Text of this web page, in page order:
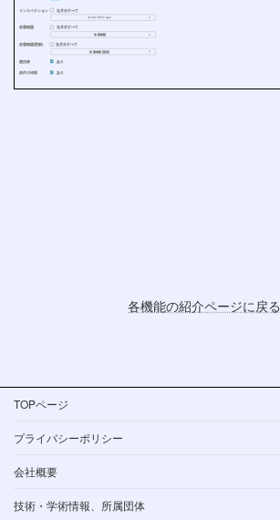
インスペクション 当月分すべて
▼
インスペクション
改善確認 当月分すべて
▼
改善確認
改善確認(更新) 当月分すべて
▼
改善確認(更新)
捕虫表 あり
条件の印刷 あり
各機能の紹介ページに戻る
TOPページ
プライバシーポリシー
会社概要
技術・学術情報、所属団体